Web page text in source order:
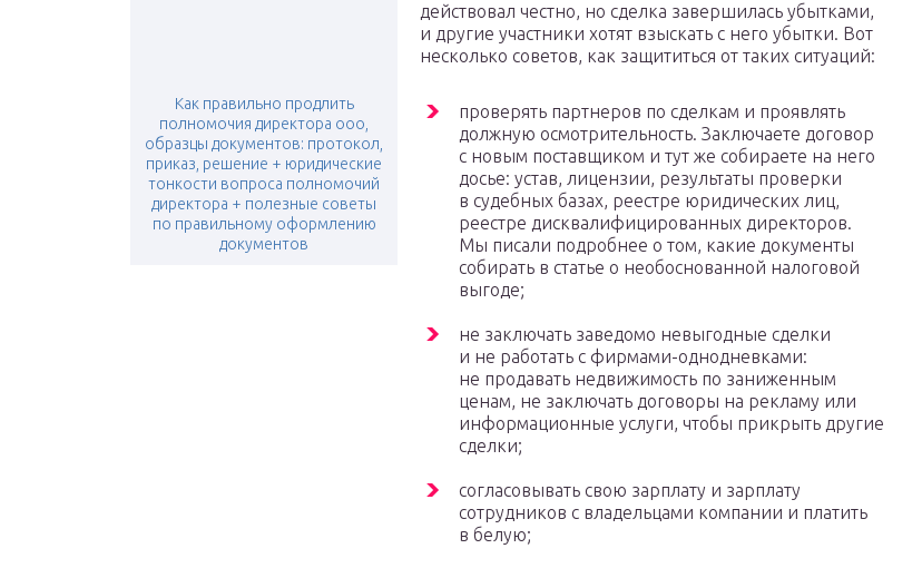
Как правильно продлить
полномочия директора ооо,
образцы документов: протокол,
приказ, решение + юридические
тонкости вопроса полномочий
директора + полезные советы
по правильному оформлению
документов
действовал честно, но сделка завершилась убытками,
и другие участники хотят взыскать с него убытки. Вот
несколько советов, как защититься от таких ситуаций:
проверять партнеров по сделкам и проявлять
должную осмотрительность. Заключаете договор
с новым поставщиком и тут же собираете на него
досье: устав, лицензии, результаты проверки
в судебных базах, реестре юридических лиц,
реестре дисквалифицированных директоров.
Мы писали подробнее о том, какие документы
собирать в статье о необоснованной налоговой
выгоде;
не заключать заведомо невыгодные сделки
и не работать с фирмами-однодневками:
не продавать недвижимость по заниженным
ценам, не заключать договоры на рекламу или
информационные услуги, чтобы прикрыть другие
сделки;
согласовывать свою зарплату и зарплату
сотрудников с владельцами компании и платить
в белую;